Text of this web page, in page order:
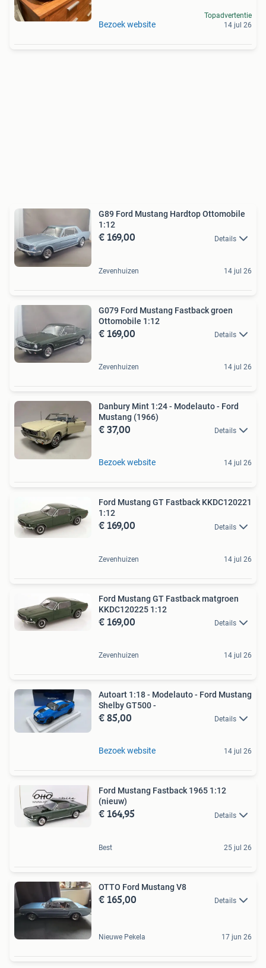
Bezoek website
Topadvertentie
14 jul 26
G89 Ford Mustang Hardtop Ottomobile
1:12
€ 169,00 Details
Zevenhuizen 14 jul 26
G079 Ford Mustang Fastback groen
Ottomobile 1:12
€ 169,00 Details
Zevenhuizen 14 jul 26
Danbury Mint 1:24 - Modelauto - Ford
Mustang (1966)
€ 37,00 Details
Bezoek website 14 jul 26
Ford Mustang GT Fastback KKDC120221
1:12
€ 169,00 Details
Zevenhuizen 14 jul 26
Ford Mustang GT Fastback matgroen
KKDC120225 1:12
€ 169,00 Details
Zevenhuizen 14 jul 26
Autoart 1:18 - Modelauto - Ford Mustang
Shelby GT500 -
€ 85,00 Details
Bezoek website 14 jul 26
Ford Mustang Fastback 1965 1:12
(nieuw)
€ 164,95 Details
Best 25 jul 26
OTTO Ford Mustang V8
€ 165,00 Details
Nieuwe Pekela 17 jun 26